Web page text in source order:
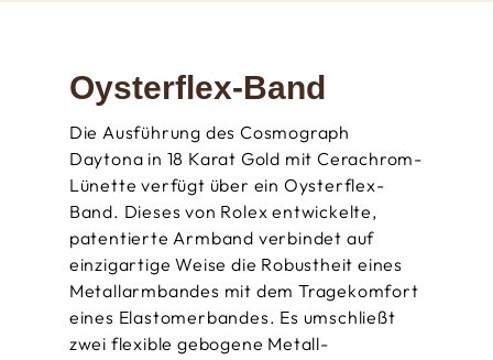
Oysterflex-Band
Die Ausführung des Cosmograph
Daytona in 18 Karat Gold mit Cerachrom-
Lünette verfügt über ein Oysterflex-
Band. Dieses von Rolex entwickelte,
patentierte Armband verbindet auf
einzigartige Weise die Robustheit eines
Metall­armbandes mit dem Tragekomfort
eines Elastomerbandes. Es umschließt
zwei flexible gebogene Metall­